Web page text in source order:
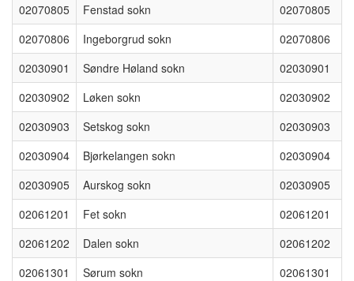
02070805
Fenstad sokn
02070805
02070806
Ingeborgrud sokn
02070806
02030901
Søndre Høland sokn
02030901
02030902
Løken sokn
02030902
02030903
Setskog sokn
02030903
02030904
Bjørkelangen sokn
02030904
02030905
Aurskog sokn
02030905
02061201
Fet sokn
02061201
02061202
Dalen sokn
02061202
02061301
Sørum sokn
02061301